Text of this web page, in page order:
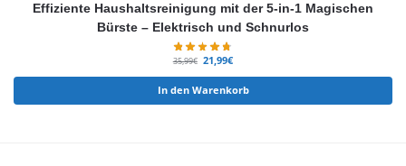
Effiziente Haushaltsreinigung mit der 5-in-1 Magischen
Bürste – Elektrisch und Schnurlos
35,99€ 21,99€
In den Warenkorb